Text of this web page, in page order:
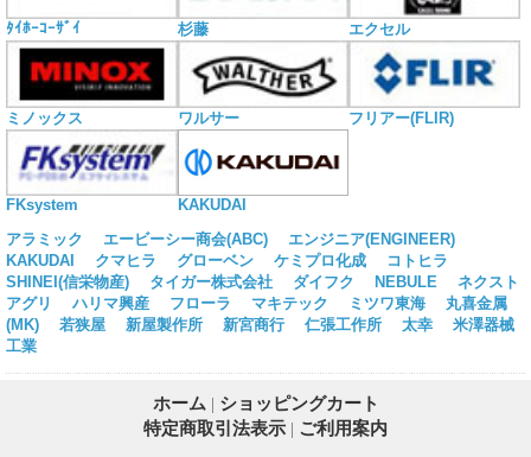
ﾀｲﾎｰｺｰｻﾞｲ 杉藤 エクセル
ミノックス ワルサー フリアー(FLIR)
FKsystem
KAKUDAI
アラミック
エービーシー商会(ABC)
エンジニア(ENGINEER)
KAKUDAI
クマヒラ グローベン ケミプロ化成
コトヒラ
SHINEI(信栄物産)
タイガー株式会社 ダイフク NEBULE
ネクスト
アグリ
ハリマ興産 フローラ マキテック ミツワ東海
丸喜金属
(MK)
若狭屋 新屋製作所 新宮商行 仁張工作所 太幸
米澤器械
工業
ホーム | ショッピングカート
特定商取引法表示 | ご利用案内